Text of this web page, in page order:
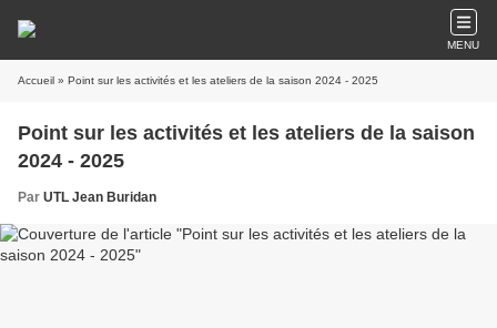
MENU
Accueil » Point sur les activités et les ateliers de la saison 2024 - 2025
Point sur les activités et les ateliers de la saison
2024 - 2025
Par UTL Jean Buridan